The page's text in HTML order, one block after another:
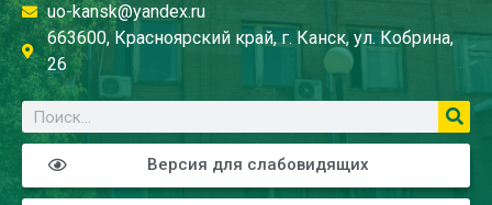
uo-kansk@yandex.ru
663600, Красноярский край, г. Канск, ул. Кобрина,
26
Версия для слабовидящих